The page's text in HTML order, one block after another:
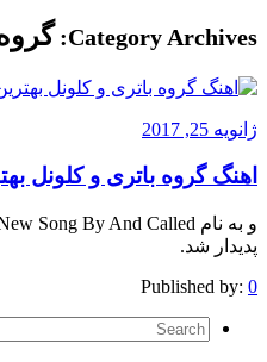
Category Archives:
ژانویه 25, 2017
اهنگ گروه باتری و کلونل
پدیدار شد.
Published by: 0